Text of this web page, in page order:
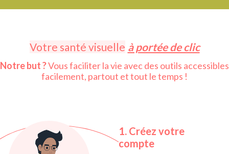
Votre santé visuelle à portée de clic
Notre but ?Vous faciliter la vie avec des outils accessibles
facilement, partout et tout le temps !
1. Créez votre
compte